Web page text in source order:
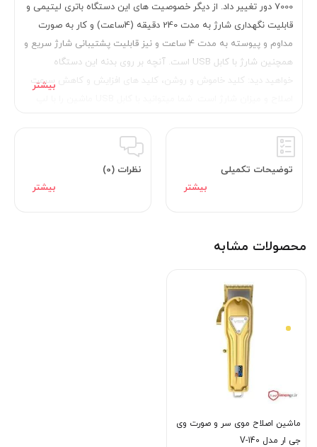
7000 دور تغییر داد. از دیگر خصوصیت های این دستگاه باتری لیتیمی و
قابلیت نگهداری شارژ به مدت 240 دقیقه (4ساعت) و کار به صورت
مداوم و پیوسته به مدت 4 ساعت و نیز قابلیت پشتیبانی شارژ سریع و
همچنین شارژ با کابل USB است. آنچه بر روی بدنه این دستگاه
خواهید دید: کلید خاموش و روشن، کلید های افزایش و کاهش سرعت
توضیحات تکمیلی نظرات (0)
محصولات مشابه
ماشین اصلاح موی سر و صورت وی
جی ار مدل V-140